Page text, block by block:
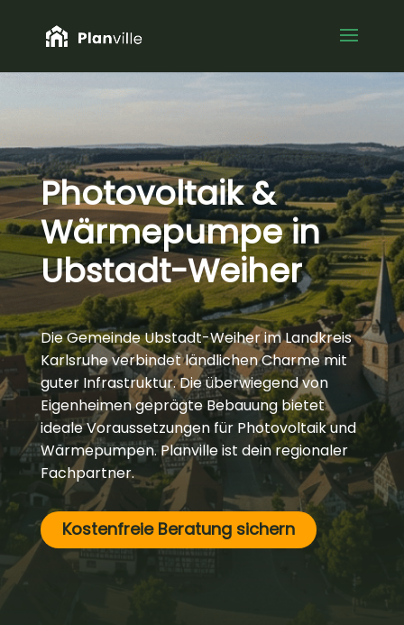
Photovoltaik &
Wärmepumpe in
Ubstadt-Weiher
Die Gemeinde Ubstadt-Weiher im Landkreis
Karlsruhe verbindet ländlichen Charme mit
guter Infrastruktur. Die überwiegend von
Eigenheimen geprägte Bebauung bietet
ideale Voraussetzungen für Photovoltaik und
Wärmepumpen. Planville ist dein regionaler
Fachpartner.
Kostenfreie Beratung sichern